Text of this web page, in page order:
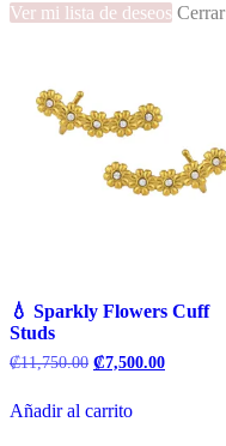
Ver mi lista de deseos Cerrar
💧 Sparkly Flowers Cuff
Studs
₡11,750.00 El
original
era:
₡7,500.00El
Añadir al carrito